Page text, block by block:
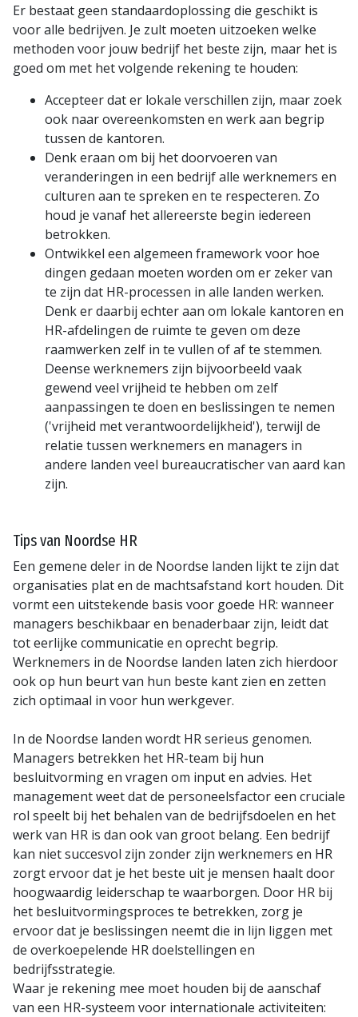
Er bestaat geen standaardoplossing die geschikt is
voor alle bedrijven. Je zult moeten uitzoeken welke
methoden voor jouw bedrijf het beste zijn, maar het is
goed om met het volgende rekening te houden:
Accepteer dat er lokale verschillen zijn, maar zoek
ook naar overeenkomsten en werk aan begrip
tussen de kantoren.
Denk eraan om bij het doorvoeren van
veranderingen in een bedrijf alle werknemers en
culturen aan te spreken en te respecteren. Zo
houd je vanaf het allereerste begin iedereen
betrokken.
Ontwikkel een algemeen framework voor hoe
dingen gedaan moeten worden om er zeker van
te zijn dat HR-processen in alle landen werken.
Denk er daarbij echter aan om lokale kantoren en
HR-afdelingen de ruimte te geven om deze
raamwerken zelf in te vullen of af te stemmen.
Deense werknemers zijn bijvoorbeeld vaak
gewend veel vrijheid te hebben om zelf
aanpassingen te doen en beslissingen te nemen
('vrijheid met verantwoordelijkheid'), terwijl de
relatie tussen werknemers en managers in
andere landen veel bureaucratischer van aard kan
zijn.
Tipsvan Noordse HR
Een gemene deler in de Noordse landen lijkt te zijn dat
organisaties plat en de machtsafstand kort houden. Dit
vormt een uitstekende basis voor goede HR: wanneer
managers beschikbaar en benaderbaar zijn, leidt dat
tot eerlijke communicatie en oprecht begrip.
Werknemers in de Noordse landen laten zich hierdoor
ook op hun beurt van hun beste kant zien en zetten
zich optimaal in voor hun werkgever.
In de Noordse landen wordt HR serieus genomen.
Managers betrekken het HR-team bij hun
besluitvorming en vragen om input en advies. Het
management weet dat de personeelsfactor een cruciale
rol speelt bij het behalen van de bedrijfsdoelen en het
werk van HR is dan ook van groot belang. Een bedrijf
kan niet succesvol zijn zonder zijn werknemers en HR
zorgt ervoor dat je het beste uit je mensen haalt door
hoogwaardig leiderschap te waarborgen. Door HR bij
het besluitvormingsproces te betrekken, zorg je
ervoor dat je beslissingen neemt die in lijn liggen met
de overkoepelende HR doelstellingen en
bedrijfsstrategie.
Waar je rekening mee moet houden bij de aanschaf
van een HR-systeem voor internationale activiteiten: